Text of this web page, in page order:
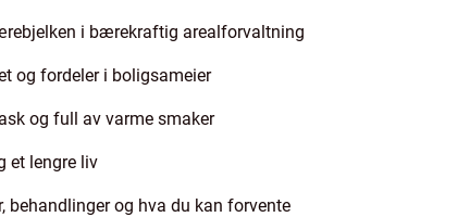
i bærekraftig arealforvaltning
og fordeler i boligsameier
og full av varme smaker
et lengre liv
behandlinger og hva du kan forvente